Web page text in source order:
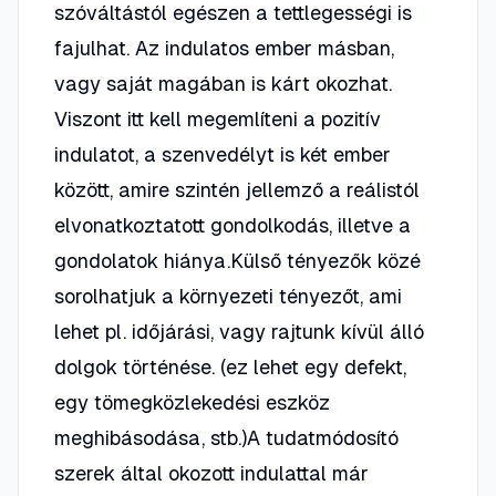
szóváltástól egészen a tettlegességi is
fajulhat. Az indulatos ember másban,
vagy saját magában is kárt okozhat.
Viszont itt kell megemlíteni a pozitív
indulatot, a szenvedélyt is két ember
között, amire szintén jellemző a reálistól
elvonatkoztatott gondolkodás, illetve a
gondolatok hiánya.Külső tényezők közé
sorolhatjuk a környezeti tényezőt, ami
lehet pl. időjárási, vagy rajtunk kívül álló
dolgok történése. (ez lehet egy defekt,
egy tömegközlekedési eszköz
meghibásodása, stb.)A tudatmódosító
szerek által okozott indulattal már